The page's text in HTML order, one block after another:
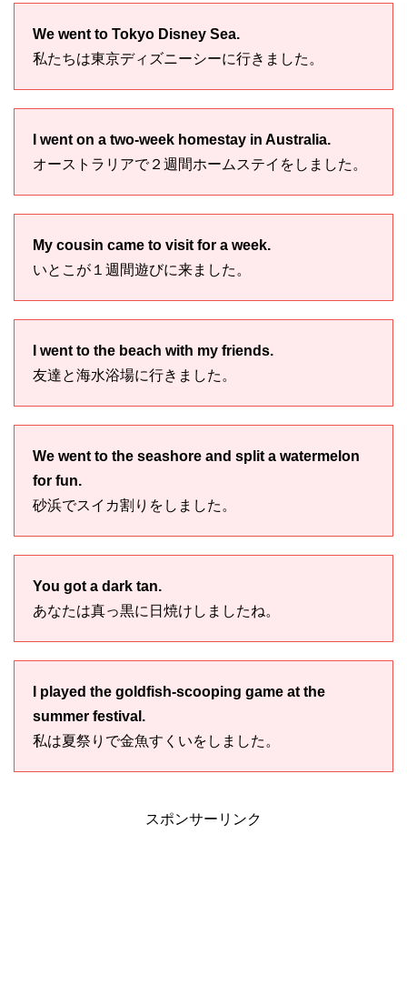
We went to Tokyo Disney Sea.
私たちは東京ディズニーシーに行きました。
I went on a two-week homestay in Australia.
オーストラリアで２週間ホームステイをしました。
My cousin came to visit for a week.
いとこが１週間遊びに来ました。
I went to the beach with my friends.
友達と海水浴場に行きました。
We went to the seashore and split a watermelon
for fun.
砂浜でスイカ割りをしました。
You got a dark tan.
あなたは真っ黒に日焼けしましたね。
I played the goldfish-scooping game at the
summer festival.
私は夏祭りで金魚すくいをしました。
スポンサーリンク